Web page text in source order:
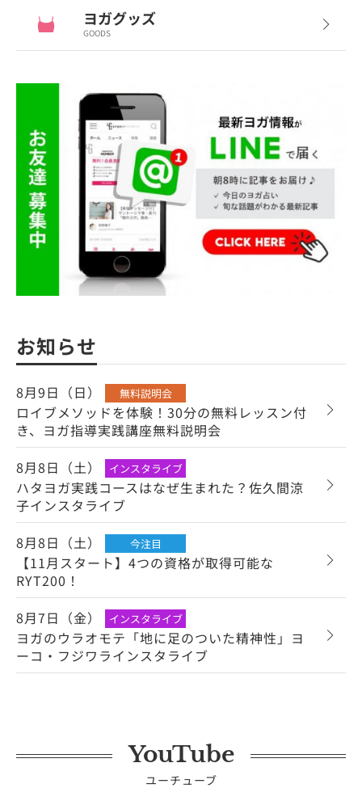
ヨガグッズ
GOODS
お知らせ
8月9日（日） 無料説明会
ロイブメソッドを体験！30分の無料レッスン付
き、ヨガ指導実践講座無料説明会
8月8日（土）
インスタライブ
ハタヨガ実践コースはなぜ生まれた？佐久間涼
子インスタライブ
8月8日（土）
今注目
【11月スタート】4つの資格が取得可能な
RYT200！
8月7日（金）
インスタライブ
ヨガのウラオモテ「地に足のついた精神性」ヨ
ーコ・フジワラインスタライブ
YouTube
ユーチューブ